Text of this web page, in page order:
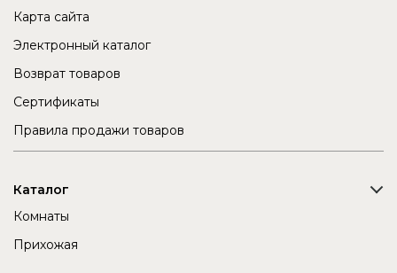
Карта сайта
Электронный каталог
Возврат товаров
Сертификаты
Правила продажи товаров
Каталог
Комнаты
Прихожая